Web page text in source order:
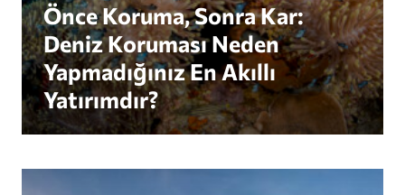
Önce Koruma, Sonra Kar:
Deniz Koruması Neden
Yapmadığınız En Akıllı
Yatırımdır?